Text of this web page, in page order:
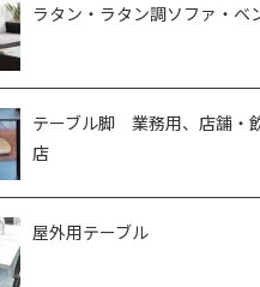
ラタン・ラタン調ソファ・ベ
テーブル脚 業務用、店舗・
店
屋外用テーブル